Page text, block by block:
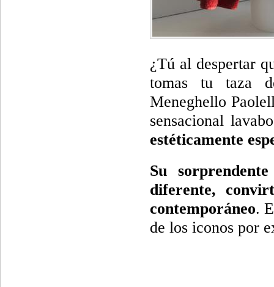
¿Tú al despertar
tomas tu taza
Meneghello
sensacional
estéticamente
Su
diferente,
contemporáneo.
de los iconos por